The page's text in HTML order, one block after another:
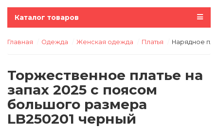
Каталог товаров
Главная Одежда Женская одежда Платья Нарядное
Торжественное платье на
запах 2025 с поясом
большого размера
LB250201 черный